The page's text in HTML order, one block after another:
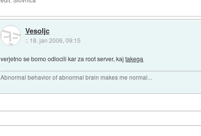
Vesoljc
:: 18. jan 2006, 09:15
verjetno se bomo odlocili kar za root server, kajtakega
Abnormal behavior of abnormal brain makes me normal...